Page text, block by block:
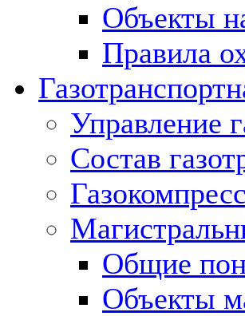
Объекты
Правила
Управление
Состав
Общие
Объекты